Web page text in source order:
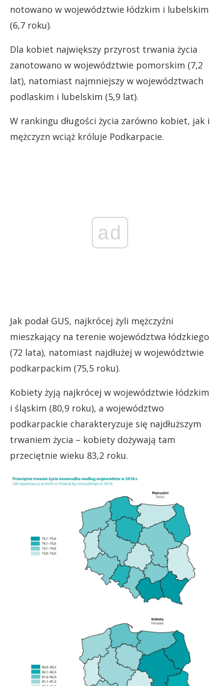
notowano w województwie łódzkim i lubelskim
(6,7 roku).
Dla kobiet największy przyrost trwania życia
zanotowano w województwie pomorskim (7,2
lat), natomiast najmniejszy w województwach
podlaskim i lubelskim (5,9 lat).
W rankingu długości życia zarówno kobiet, jak i
mężczyzn wciąż króluje Podkarpacie.
ad
Jak podał GUS, najkrócej żyli mężczyźni
mieszkający na terenie województwa łódzkiego
(72 lata), natomiast najdłużej w województwie
podkarpackim (75,5 roku).
Kobiety żyją najkrócej w województwie łódzkim
i śląskim (80,9 roku), a województwo
podkarpackie charakteryzuje się najdłuższym
trwaniem życia – kobiety dożywają tam
przeciętnie wieku 83,2 roku.